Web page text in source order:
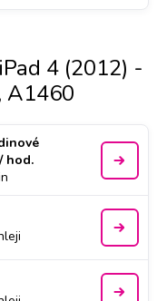
iPad 4 (2012) -
A1460
hod.